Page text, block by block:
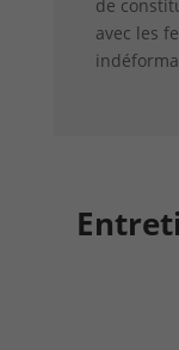
de
avec les